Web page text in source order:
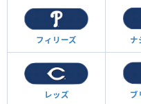
フィリーズ ナ
レッズ ブ